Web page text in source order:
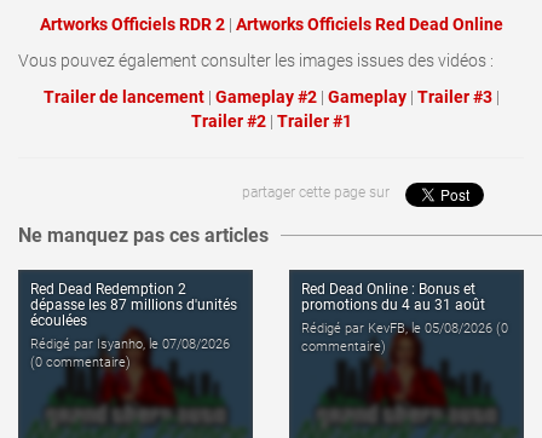
Artworks Officiels RDR 2| Artworks Officiels Red Dead Online
Vous pouvez également consulter les images issues des vidéos :
Trailer de lancement| Gameplay #2| Gameplay| Trailer #3|
Trailer #2| Trailer #1
partager cette page sur
Ne manquez pas ces articles
Red Dead Redemption 2
dépasse les 87 millions d'unités
écoulées
Rédigé par Isyanho, le 07/08/2026
(0 commentaire)
Red Dead Online : Bonus et
promotions du 4 au 31 août
Rédigé par KevFB, le 05/08/2026 (0
commentaire)
lire l'article lire l'article